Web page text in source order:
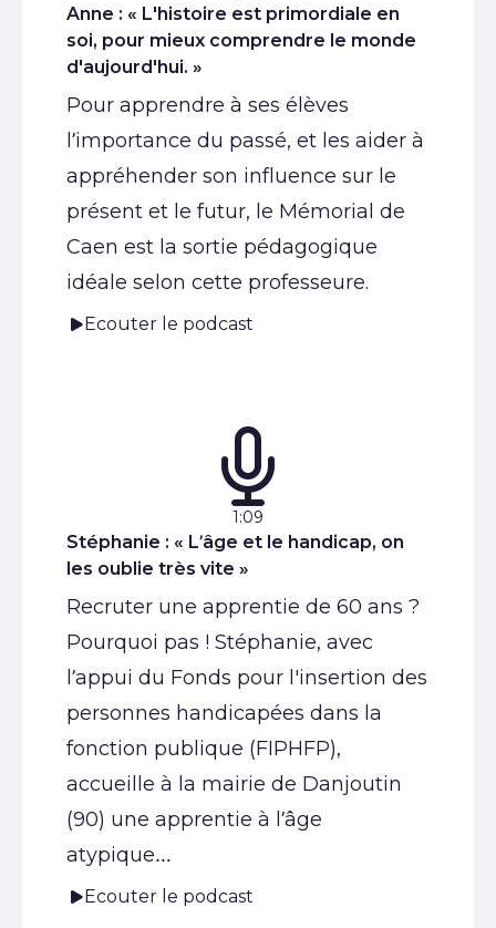
Anne : « L'histoire est primordiale en
soi, pour mieux comprendre le monde
d'aujourd'hui. »
Pour apprendre à ses élèves
l’importance du passé, et les aider à
appréhender son influence sur le
présent et le futur, le Mémorial de
Caen est la sortie pédagogique
idéale selon cette professeure.
Ecouter le podcast
Podcast :
Durée :
1:09
Stéphanie : « L’âge et le handicap, on
les oublie très vite »
Recruter une apprentie de 60 ans ?
Pourquoi pas ! Stéphanie, avec
l’appui du Fonds pour l'insertion des
personnes handicapées dans la
fonction publique (FIPHFP),
accueille à la mairie de Danjoutin
(90) une apprentie à l’âge
atypique…
Ecouter le podcast